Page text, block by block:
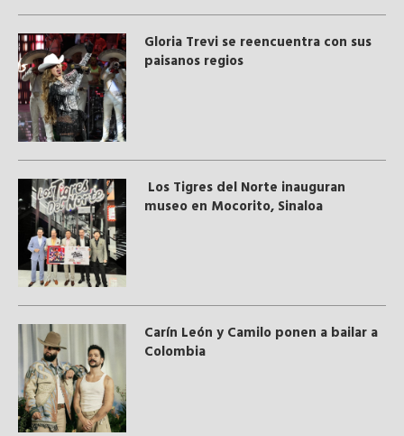
Gloria Trevi se reencuentra con sus
paisanos regios
Los Tigres del Norte inauguran
museo en Mocorito, Sinaloa
Carín León y Camilo ponen a bailar a
Colombia